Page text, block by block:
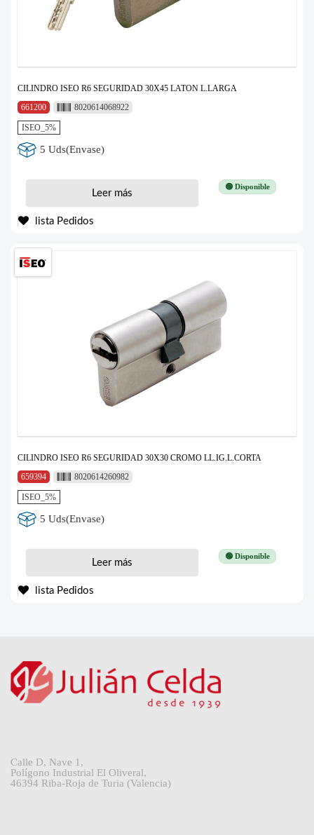
CILINDRO ISEO R6 SEGURIDAD 30X45 LATON L.LARGA
661200
8020614068922
ISEO_5%
5 Uds(Envase)
🟢 Disponible
Leer más
lista Pedidos
CILINDRO ISEO R6 SEGURIDAD 30X30 CROMO LL.IG.L.CORTA
659394
8020614260982
ISEO_5%
5 Uds(Envase)
🟢 Disponible
Leer más
lista Pedidos
Calle D, Nave 1,
Polígono Industrial El Oliveral,
46394 Riba-Roja de Turia (Valencia)